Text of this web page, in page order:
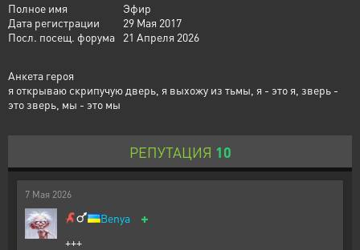
Полное имя
Эфир
Дата регистрации
29 Мая 2017
Посл. посещ. форума
21 Апреля 2026
Анкета героя
я открываю скрипучую дверь, я выхожу из тьмы, я - это я, зверь -
это зверь, мы - это мы
РЕПУТАЦИЯ 10
7 Мая 2026
Benya +
+++